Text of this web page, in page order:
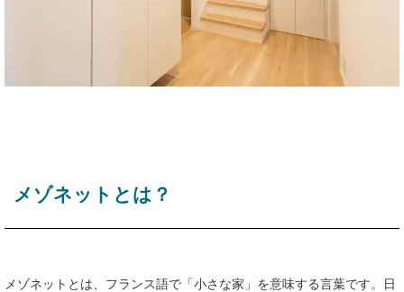
メゾネットとは？
メゾネットとは、フランス語で「小さな家」を意味する言葉です。日